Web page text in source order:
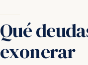
Qué
exonerar